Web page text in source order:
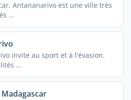
Antananarivo est une ville très
...
invite au sport et à l'évasion.
...